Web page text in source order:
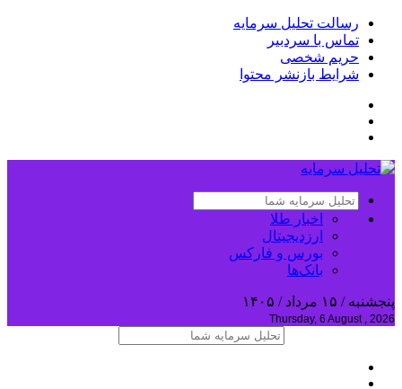
رسالت تحلیل سرمایه
تماس با سردبیر
حریم شخصی
شرایط بازنشر محتوا
اخبار طلا
ارزدیجیتال
بورس و فارکس
بانک‌ها
پنجشنبه / ۱۵ مرداد / ۱۴۰۵
Thursday, 6 August , 2026